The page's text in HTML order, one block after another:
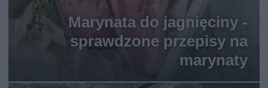
Marynata do jagnięciny -
sprawdzone przepisy na
marynaty